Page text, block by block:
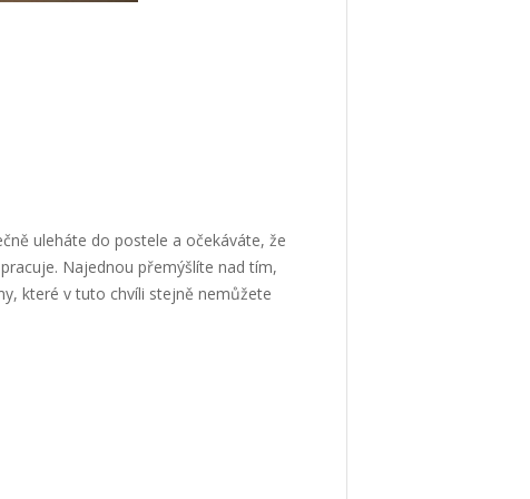
uleháte do postele a očekáváte, že
Najednou přemýšlíte nad tím,
které v tuto chvíli stejně nemůžete